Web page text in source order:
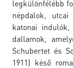
legkülönfélébb
népdalok, utcai
katonai
dallamok,
Schubertet és
1911) késő